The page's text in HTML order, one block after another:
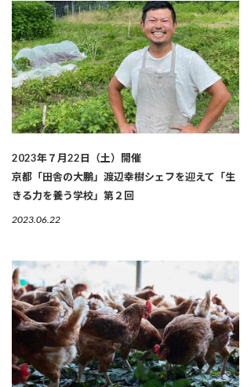
2023年７月22日（土）開催
京都「田舎の大鵬」渡辺幸樹シェフを迎えて「生
きる力を養う学校」第２回
2023.06.22